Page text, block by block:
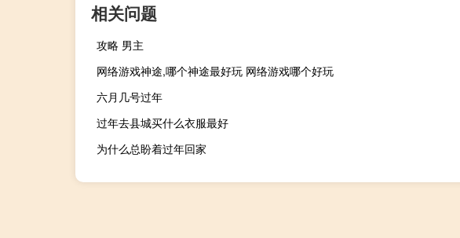
相关问题
攻略 男主
网络游戏神途,哪个神途最好玩 网络游戏哪个好玩
六月几号过年
过年去县城买什么衣服最好
为什么总盼着过年回家